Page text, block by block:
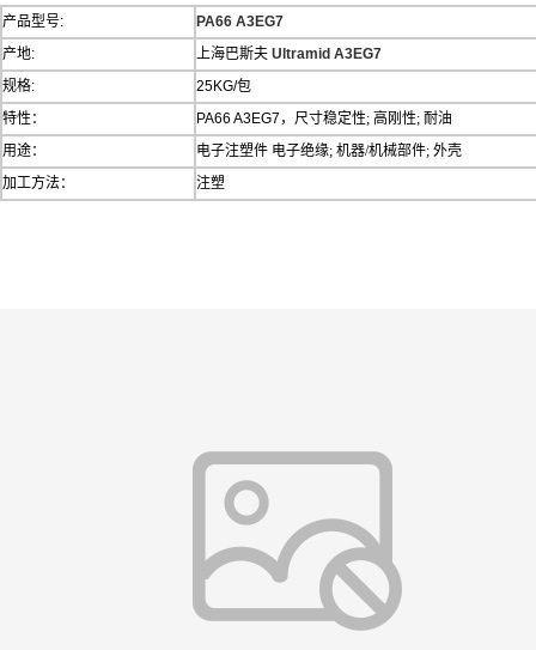
产品型号:
PA66 A3EG7
产地:
上海巴斯夫 Ultramid A3EG7
规格:
25KG/包
特性：
PA66 A3EG7， 尺寸稳定性; 高刚性; 耐油
用途：
电子注塑件 电子绝缘; 机器/机械部件; 外壳
加工方法：
注塑